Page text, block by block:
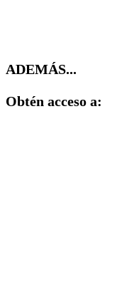
ADEMÁS...
Obtén acceso a: